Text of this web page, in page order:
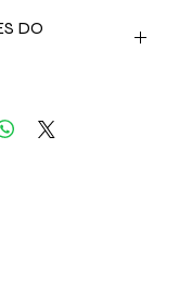
DO
abaixo: